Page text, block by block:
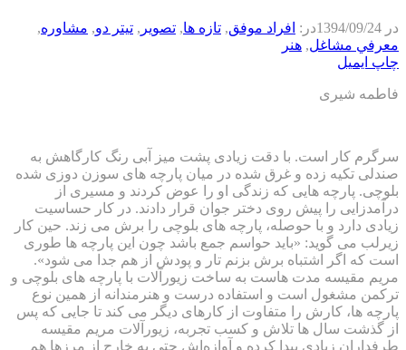
در 1394/09/24در: افراد موفق, تازه ها, تصویر , تیتر دو, مشاوره,
معرفي مشاغل, هنر
چاپ ایمیل
فاطمه شیری
سرگرم کار است. با دقت زیادی پشت میز آبی رنگ کارگاهش به
صندلی تکیه زده و غرق شده در میان پارچه های سوزن دوزی شده
بلوچی. پارچه هایی که زندگی او را عوض کردند و مسیری از
درآمدزایی را پیش روی دختر جوان قرار دادند. در کار حساسیت
زیادی دارد و با حوصله، پارچه های بلوچی را برش می زند. حین کار
زیرلب می گوید: «باید حواسم جمع باشد چون این پارچه ها طوری
است که اگر اشتباه برش بزنم تار و پودش از هم جدا می شود».
مریم مقیسه مدت هاست به ساخت زیورآلات با پارچه های بلوچی و
ترکمن مشغول است و استفاده درست و هنرمندانه از همین نوع
پارچه ها، کارش را متفاوت از کارهای دیگر می کند تا جایی که پس
از گذشت سال ها تلاش و کسب تجربه، زیورآلات مریم مقیسه
طرفداران زیادی پیدا کرده و آوازه‌اش حتی به خارج از مرزها هم